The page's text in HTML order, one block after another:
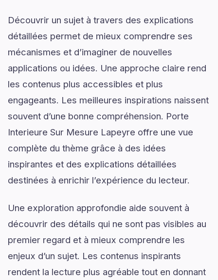
Découvrir un sujet à travers des explications
détaillées permet de mieux comprendre ses
mécanismes et d’imaginer de nouvelles
applications ou idées. Une approche claire rend
les contenus plus accessibles et plus
engageants. Les meilleures inspirations naissent
souvent d’une bonne compréhension. Porte
Interieure Sur Mesure Lapeyre offre une vue
complète du thème grâce à des idées
inspirantes et des explications détaillées
destinées à enrichir l’expérience du lecteur.
Une exploration approfondie aide souvent à
découvrir des détails qui ne sont pas visibles au
premier regard et à mieux comprendre les
enjeux d’un sujet. Les contenus inspirants
rendent la lecture plus agréable tout en donnant